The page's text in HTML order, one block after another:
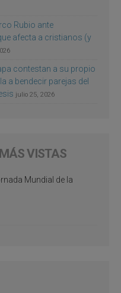
Rubio ante
afecta a cristianos (y
contestan a su propio
a bendecir parejas del
julio 25, 2026
VISTAS
Mundial de la